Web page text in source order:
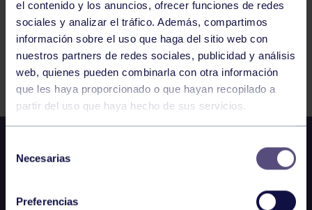
el contenido y los anuncios, ofrecer funciones de redes
sociales y analizar el tráfico. Además, compartimos
información sobre el uso que haga del sitio web con
nuestros partners de redes sociales, publicidad y análisis
web, quienes pueden combinarla con otra información
que les haya proporcionado o que hayan recopilado a
partir del uso que haya hecho de sus servicios.
Necesarias
Preferencias
46 47 48
FILTRAR